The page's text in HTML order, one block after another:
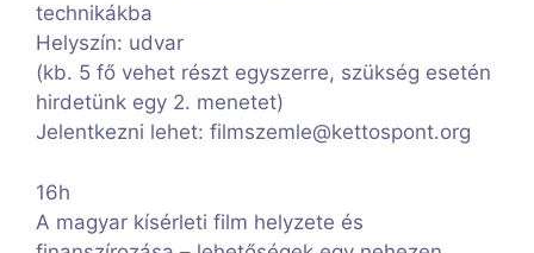
technikákba
Helyszín: udvar
(kb. 5 fő vehet részt egyszerre, szükség esetén
hirdetünk egy 2. menetet)
Jelentkezni lehet: filmszemle@kettospont.org
16h
A magyar kísérleti film helyzete és